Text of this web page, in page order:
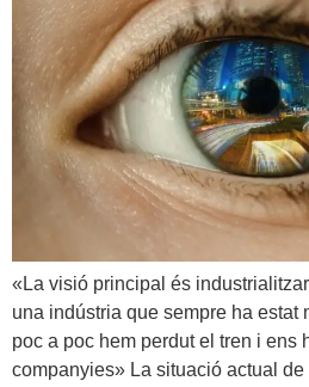
«La visió principal és
una indústria que sempre ha estat
poc a poc hem perdut el tren i ens
companyies» La situació actual